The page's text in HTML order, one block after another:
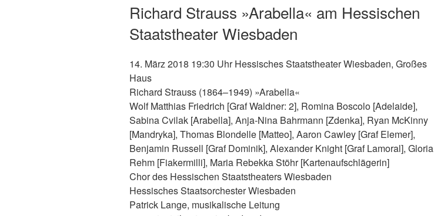
Richard Strauss »Arabella« am Hessischen
Staatstheater Wiesbaden
14. März 2018 19:30 Uhr Hessisches Staatstheater Wiesbaden, Großes
Haus
Richard Strauss (1864–1949) »Arabella«
Wolf Matthias Friedrich [Graf Waldner: 2], Romina Boscolo [Adelaide],
Sabina Cvilak [Arabella], Anja-Nina Bahrmann [Zdenka], Ryan McKinny
[Mandryka], Thomas Blondelle [Matteo], Aaron Cawley [Graf Elemer],
Benjamin Russell [Graf Dominik], Alexander Knight [Graf Lamoral], Gloria
Rehm [Fiakermilli], Maria Rebekka Stöhr [Kartenaufschlägerin]
Chor des Hessischen Staatstheaters Wiesbaden
Hessisches Staatsorchester Wiesbaden
Patrick Lange, musikalische Leitung